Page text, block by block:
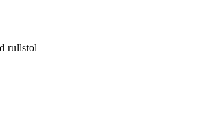
rullstol